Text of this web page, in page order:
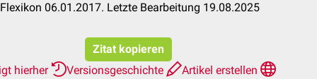
06.01.2017. Letzte Bearbeitung 19.08.2025
Zitat kopieren
hierher
Versionsgeschichte Artikel erstellen